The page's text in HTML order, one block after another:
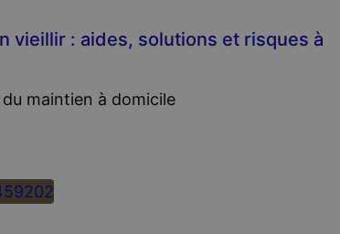
vieillir : aides, solutions et risques à
maintien à domicile